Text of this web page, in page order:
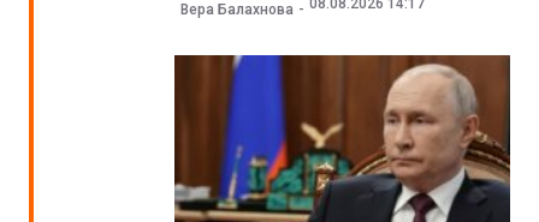
Вера Балахнова 08.08.2026 14:17